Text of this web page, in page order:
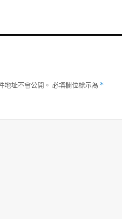
地址不會公開。 必填欄位標示為 *